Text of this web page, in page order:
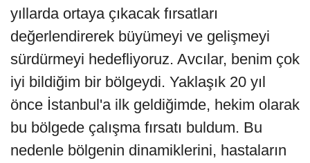
yıllarda ortaya çıkacak fırsatları
değerlendirerek büyümeyi ve gelişmeyi
sürdürmeyi hedefliyoruz. Avcılar, benim çok
iyi bildiğim bir bölgeydi. Yaklaşık 20 yıl
önce İstanbul'a ilk geldiğimde, hekim olarak
bu bölgede çalışma fırsatı buldum. Bu
nedenle bölgenin dinamiklerini, hastaların